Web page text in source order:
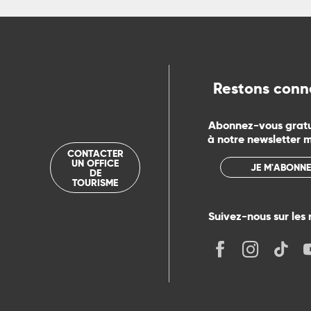
CONTACTER
UN OFFICE
DE
TOURISME
Restons
Abonnez-vous
à notre newsletter
JE M'ABONNE
Suivez-nous sur les